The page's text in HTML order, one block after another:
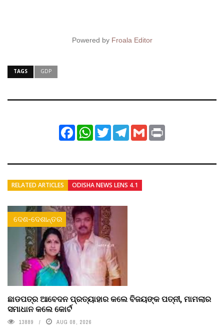
Powered by Froala Editor
TAGS GDP
FacebookWhatsApp
TwitterTelegram
Gmail
RELATED ARTICLES ODISHA NEWS LENS 4.1
ଦେଶ-ଦେଶାନ୍ତର
ଛାଡପତ୍ର ଆବେଦନ ପ୍ରତ୍ୟାହାର କଲେ ବିଜୟଙ୍କ ପତ୍ନୀ, ମାମଲାର
ସମାଧାନ କଲେ କୋର୍ଟ
13889 AUG 08, 2026